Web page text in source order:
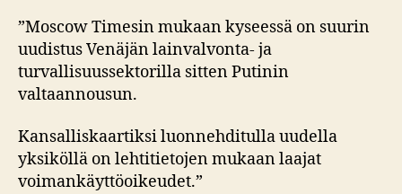
”Moscow Timesin mukaan kyseessä on suurin
uudistus Venäjän lainvalvonta- ja
turvallisuussektorilla sitten Putinin
valtaannousun.
Kansalliskaartiksi luonnehditulla uudella
yksiköllä on lehtitietojen mukaan laajat
voimankäyttöoikeudet.”